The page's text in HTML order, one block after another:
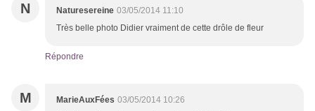
N Naturesereine 03/05/2014 11:10
Très belle photo Didier vraiment de cette drôle de fleur
Répondre
M MarieAuxFées 03/05/2014 10:26